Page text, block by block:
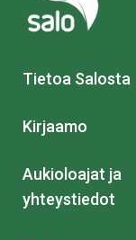
Tietoa Salosta
Kirjaamo
Aukioloajat ja
yhteystiedot